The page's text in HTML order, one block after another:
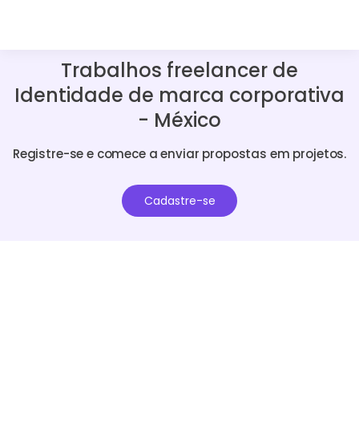
Trabalhos freelancer de
Identidade de marca corporativa
- México
Registre-se e comece a enviar propostas em projetos.
Cadastre-se